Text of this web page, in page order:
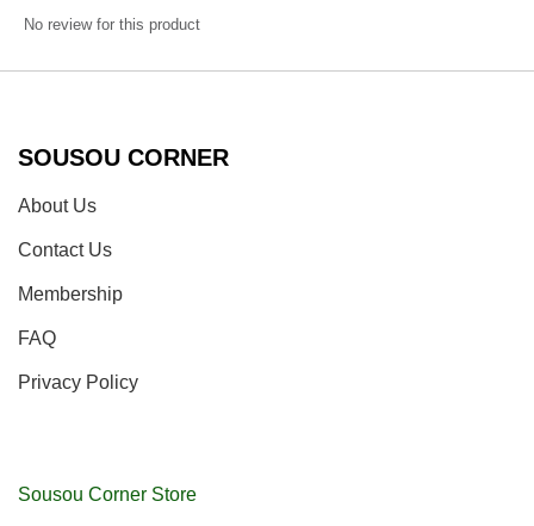
No review for this product
SOUSOU CORNER
About Us
Contact Us
Membership
FAQ
Privacy Policy
Sousou Corner Store